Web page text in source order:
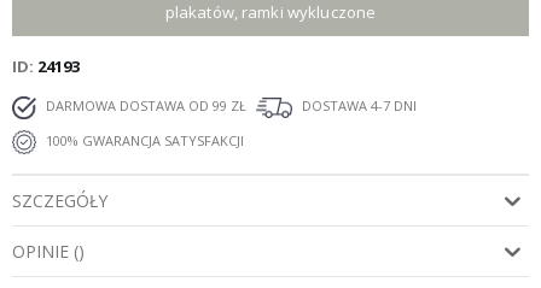
plakatów, ramki wykluczone
ID 24193
DARMOWA DOSTAWA OD 99 ZŁ
DOSTAWA 4-7 DNI
100% GWARANCJA SATYSFAKCJI
SZCZEGÓŁY
OPINIE ()